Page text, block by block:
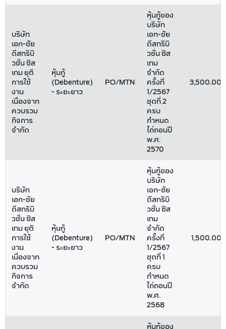
บริษัท
เอก-ชัย
ดีสทริบิ
วชั่น ซิส
เทม ยุติ
การใช้
งาน
เนื่องจาก
ควบรวม
กิจการ
จำกัด
หุ้นกู้
(Debenture)
- ระยะยาว
PO/MTN
หุ้นกู้ของ
บริษัท
เอก-ชัย
ดีสทริบิ
วชั่น ซิส
เทม
จำกัด
ครั้งที่
1/2567
ชุดที่ 2
ครบ
กำหนด
ไถ่ถอนปี
พ.ศ.
2570
3,500.00
บริษัท
เอก-ชัย
ดีสทริบิ
วชั่น ซิส
เทม ยุติ
การใช้
งาน
เนื่องจาก
ควบรวม
กิจการ
จำกัด
หุ้นกู้
(Debenture)
- ระยะยาว
PO/MTN
หุ้นกู้ของ
บริษัท
เอก-ชัย
ดีสทริบิ
วชั่น ซิส
เทม
จำกัด
ครั้งที่
1/2567
ชุดที่ 1
ครบ
กำหนด
ไถ่ถอนปี
พ.ศ.
2568
1,500.00